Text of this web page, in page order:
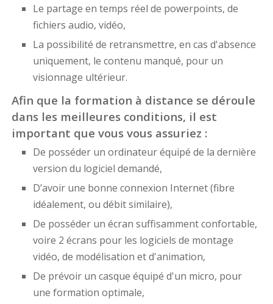
Le partage en temps réel de powerpoints, de
fichiers audio, vidéo,
La possibilité de retransmettre, en cas d'absence
uniquement, le contenu manqué, pour un
visionnage ultérieur.
Afin que la formation à distance se déroule
dans les meilleures conditions, il est
important que vous vous assuriez :
De posséder un ordinateur équipé de la dernière
version du logiciel demandé,
D’avoir une bonne connexion Internet (fibre
idéalement, ou débit similaire),
De posséder un écran suffisamment confortable,
voire 2 écrans pour les logiciels de montage
vidéo, de modélisation et d'animation,
De prévoir un casque équipé d'un micro, pour
une formation optimale,